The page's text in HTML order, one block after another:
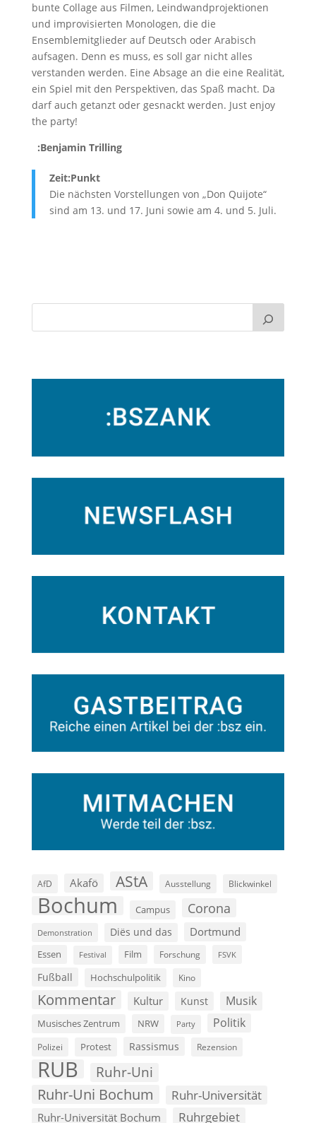
bunte Collage aus Filmen, Leindwandprojektionen
und improvisierten Monologen, die die
Ensemblemitglieder auf Deutsch oder Arabisch
aufsagen. Denn es muss, es soll gar nicht alles
verstanden werden. Eine Absage an die eine Realität,
ein Spiel mit den Perspektiven, das Spaß macht. Da
darf auch getanzt oder gesnackt werden. Just enjoy
the party!
:Benjamin Trilling
Zeit:Punkt
Die nächsten Vorstellungen von „Don Quijote“
sind am 13. und 17. Juni sowie am 4. und 5. Juli.
AfD Akafö AStA Ausstellung Blickwinkel
Bochum Campus Corona
Demonstration Diës und das Dortmund
Essen Festival Film Forschung FSVK
Fußball Hochschulpolitik Kino
Kommentar Kultur Kunst Musik
Musisches Zentrum NRW Party Politik
Polizei Protest Rassismus Rezension
RUB Ruhr-Uni
Ruhr-Uni Bochum Ruhr-Universität
Ruhr-Universität Bochum Ruhrgebiet